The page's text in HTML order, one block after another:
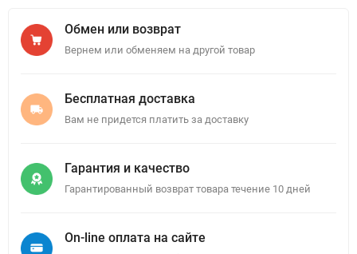
Обмен или возврат
Вернем или обменяем на другой товар
Бесплатная доставка
Вам не придется платить за доставку
Гарантия и качество
Гарантированный возврат товара течение 10 дней
On-line оплата на сайте